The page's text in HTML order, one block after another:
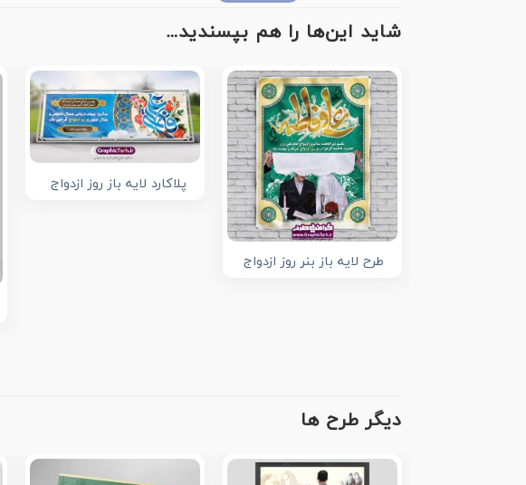
شاید این‌ها را هم بپسندید…
طرح لایه باز بنر روز ازدواج
پلاکارد لایه باز روز ازدواج
دیگر طرح ها